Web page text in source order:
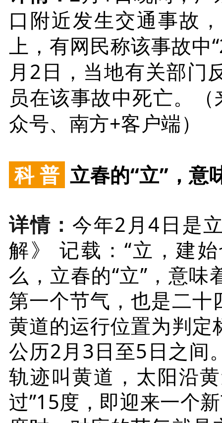
口附近发生交通事故
上，有网民称该事故中
月2日，当地有关部门
员在该事故中死亡。
众号、南方+客户端）
科 普 立春的“立”，意
详情： 今年2月4日是
解》
记载：“立，建
么，立春的“立”，意味
第一个节气，也是二十
黄道的运行位置为判
公历2月3日至5日之间
轨迹叫黄道，太阳沿
过”15度，即迎来一个